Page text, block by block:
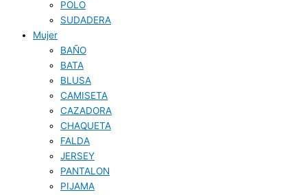
POLO
SUDADERA
Mujer
BAÑO
BATA
BLUSA
CAMISETA
CAZADORA
CHAQUETA
FALDA
JERSEY
PANTALON
PIJAMA